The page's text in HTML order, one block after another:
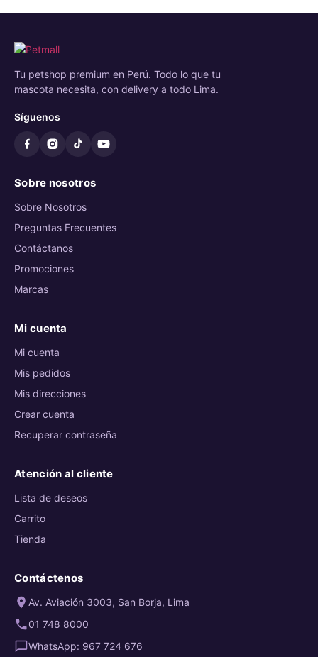
Tu petshop premium en Perú. Todo lo que tu
mascota necesita, con delivery a todo Lima.
Síguenos
Sobre nosotros
Sobre Nosotros
Preguntas Frecuentes
Contáctanos
Promociones
Marcas
Mi cuenta
Mi cuenta
Mis pedidos
Mis direcciones
Crear cuenta
Recuperar contraseña
Atención al cliente
Lista de deseos
Carrito
Tienda
Contáctenos
Av. Aviación 3003, San Borja, Lima
01 748 8000
WhatsApp: 967 724 676